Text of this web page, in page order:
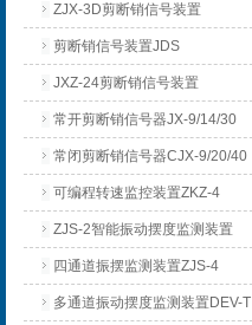
ZJX-3D剪断销信号装置
剪断销信号装置JDS
JXZ-24剪断销信号装置
常开剪断销信号器JX-9/14/30
常闭剪断销信号器CJX-9/20/40
可编程转速监控装置ZKZ-4
ZJS-2智能振动摆度监测装置
四通道振摆监测装置ZJS-4
多通道振动摆度监测装置DEV-T